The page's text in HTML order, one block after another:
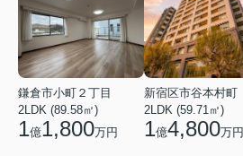
鎌倉市小町２丁目
2LDK (89.58㎡)
1億1,800万円
新宿区市谷本村町
2LDK (59.71㎡)
1億4,800万円